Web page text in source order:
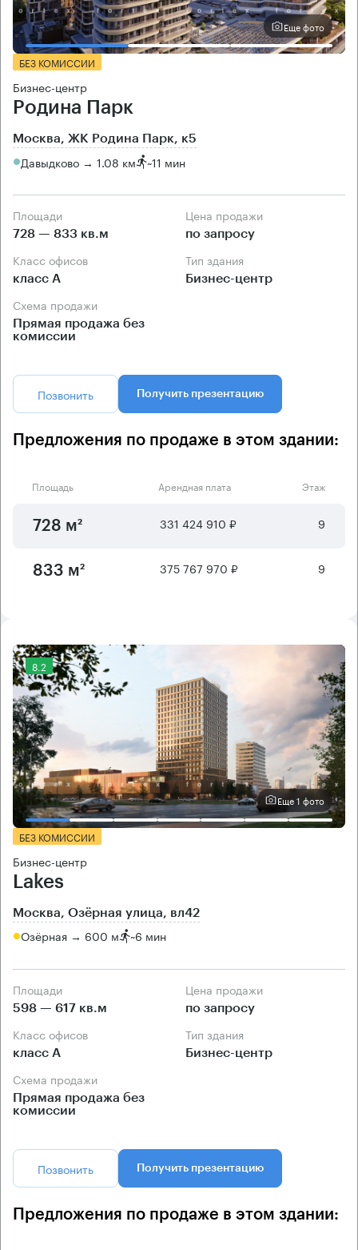
Еще фото
БЕЗ КОМИССИИ
Бизнес-центр
Родина Парк
Москва, ЖК Родина Парк, к5
Давыдково → 1.08 км ~11 мин
Площади
728 — 833 кв.м
Цена продажи
по запросу
Класс офисов
класс А
Тип здания
Бизнес-центр
Схема продажи
Прямая продажа без
комиссии
Позвонить Получить презентацию
Предложения по продаже в этом здании:
Площадь Арендная плата Этаж
728 м² 331 424 910 ₽ 9
833 м² 375 767 970 ₽ 9
8.2
Еще 1 фото
БЕЗ КОМИССИИ
Бизнес-центр
Lakes
Москва, Озёрная улица, вл42
Озёрная → 600 м ~6 мин
Площади
598 — 617 кв.м
Цена продажи
по запросу
Класс офисов
класс А
Тип здания
Бизнес-центр
Схема продажи
Прямая продажа без
комиссии
Позвонить Получить презентацию
Предложения по продаже в этом здании: